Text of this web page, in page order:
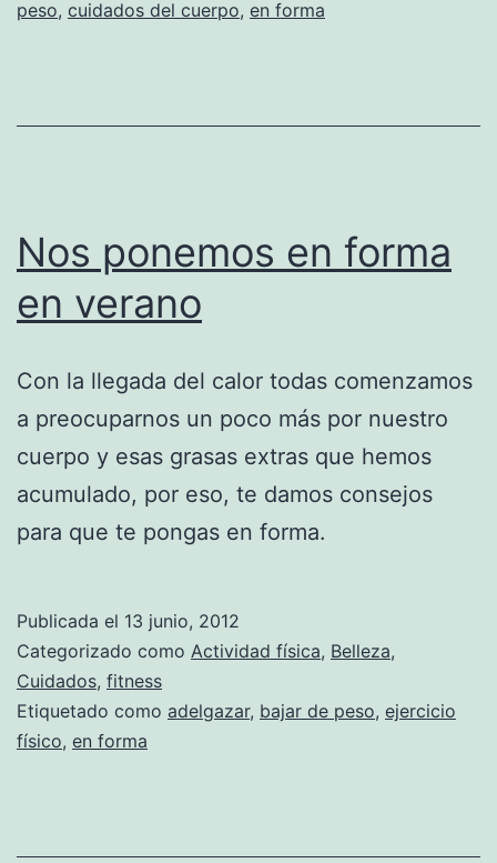
peso, cuidados del cuerpo, en forma
Nos ponemos en forma
en verano
Con la llegada del calor todas comenzamos
a preocuparnos un poco más por nuestro
cuerpo y esas grasas extras que hemos
acumulado, por eso, te damos consejos
para que te pongas en forma.
Publicada el 13 junio, 2012
Categorizado como Actividad física, Belleza,
Cuidados, fitness
Etiquetado como adelgazar, bajar de peso, ejercicio
físico, en forma